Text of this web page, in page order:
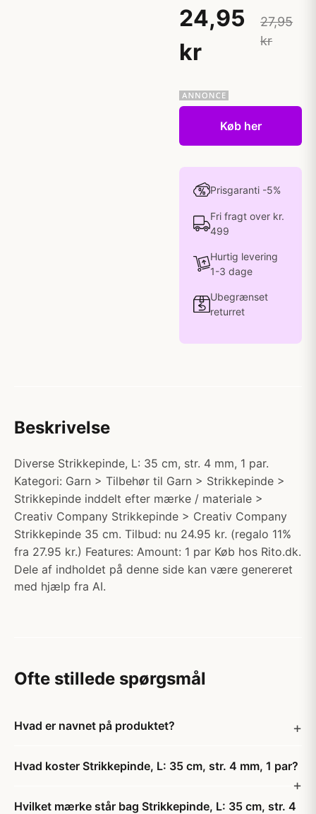
24,95
kr
27,95
kr
Køb her
Prisgaranti -5%
Fri fragt over kr.
499
Hurtig levering
1-3 dage
Ubegrænset
returret
Beskrivelse
Diverse Strikkepinde, L: 35 cm, str. 4 mm, 1 par.
Kategori: Garn > Tilbehør til Garn > Strikkepinde >
Strikkepinde inddelt efter mærke / materiale >
Creativ Company Strikkepinde > Creativ Company
Strikkepinde 35 cm. Tilbud: nu 24.95 kr. (regalo 11%
fra 27.95 kr.) Features: Amount: 1 par Køb hos Rito.dk.
Dele af indholdet på denne side kan være genereret
med hjælp fra AI.
Ofte stillede spørgsmål
Hvad er navnet på produktet?
Hvad koster Strikkepinde, L: 35 cm, str. 4 mm, 1 par?
Hvilket mærke står bag Strikkepinde, L: 35 cm, str. 4